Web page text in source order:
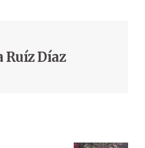
Ruíz Díaz